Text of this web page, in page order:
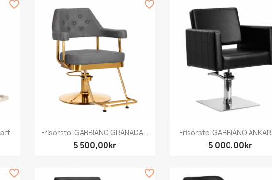
favorite_border
Snabbvy
Frisörstol GABBIANO GRANADA...
5 500,00kr
favorite_border
Snabbvy
Frisörstol GABBIANO
5 000,00kr
favorite_border favorite_border